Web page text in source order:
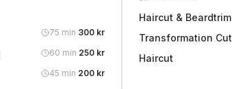
75 min 300 kr
60 min 250 kr
45 min 200 kr
Haircut & Beardtrim
Transformation Cut
Haircut